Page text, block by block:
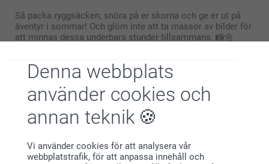
Denna webbplats
använder cookies och
annan teknik
Vi använder cookies för att analysera vår
webbplatstrafik, för att anpassa innehåll och
Så packa ryggsäcken, snöra på er skorna och ge er ut på
äventyr i sommar! Och glöm inte att ta massor av bilder för
att minnas dessa underbara stunder tillsammans. 📸🌼
Varför smartphoto